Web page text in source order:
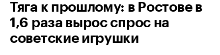
Тяга к прошлому: в Ростове в
1,6 раза вырос спрос на
советские игрушки